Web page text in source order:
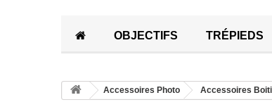
OBJECTIFS TRÉPIEDS
Accessoires Photo Accessoires